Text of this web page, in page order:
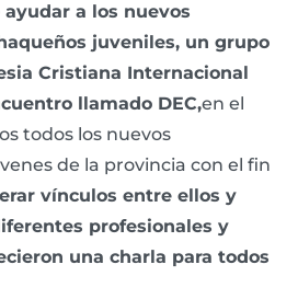
a los nuevos
juveniles, un grupo
Cristiana Internacional
llamado DEC,en el
todos los nuevos
de la provincia con el fin
vínculos entre ellos y
profesionales y
una charla para todos